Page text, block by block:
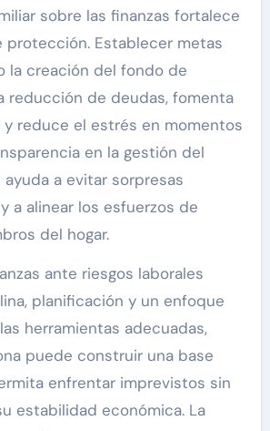
sobre las finanzas fortalece
protección. Establecer metas
la creación del fondo de
reducción de deudas, fomenta
y reduce el estrés en momentos
en la gestión del
a evitar sorpresas
a alinear los esfuerzos de
del hogar.
ante riesgos laborales
planificación y un enfoque
herramientas adecuadas,
puede construir una base
enfrentar imprevistos sin
estabilidad económica. La